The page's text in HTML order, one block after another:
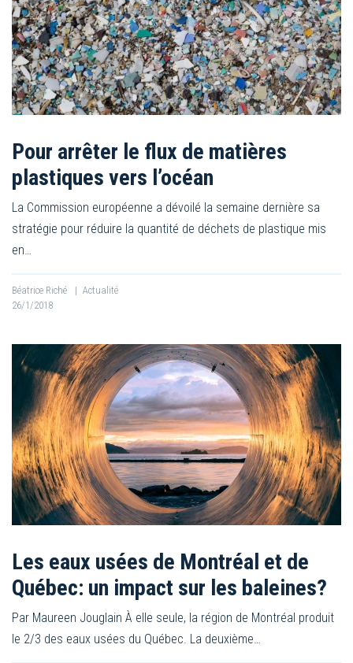
Pour arrêter le flux de matières
plastiques vers l’océan
La Commission européenne a dévoilé la semaine dernière sa
stratégie pour réduire la quantité de déchets de plastique mis
en…
Béatrice Riché | Actualité
26/1/2018
Les eaux usées de Montréal et de
Québec: un impact sur les baleines?
Par Maureen Jouglain À elle seule, la région de Montréal produit
le 2/3 des eaux usées du Québec. La deuxième…